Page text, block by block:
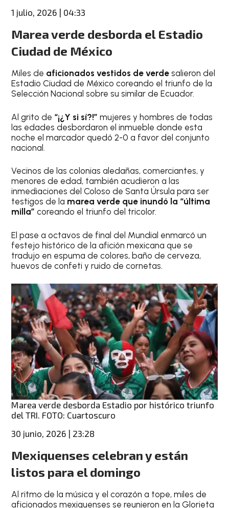
1 julio, 2026 | 04:33
Marea verde desborda el Estadio
Ciudad de México
Miles de aficionados vestidos de verde salieron del
Estadio Ciudad de México coreando el triunfo de la
Selección Nacional sobre su similar de Ecuador.
Al grito de “¡¿Y si sí?!” mujeres y hombres de todas
las edades desbordaron el inmueble donde esta
noche el marcador quedó 2-0 a favor del conjunto
nacional.
Vecinos de las colonias aledañas, comerciantes, y
menores de edad, también acudieron a las
inmediaciones del Coloso de Santa Úrsula para ser
testigos de la marea verde que inundó la “última
milla” coreando el triunfo del tricolor.
El pase a octavos de final del Mundial enmarcó un
festejo histórico de la afición mexicana que se
tradujo en espuma de colores, baño de cerveza,
huevos de confeti y ruido de cornetas.
Marea verde desborda Estadio por histórico triunfo
del TRI. FOTO: Cuartoscuro
30 junio, 2026 | 23:28
Mexiquenses celebran y están
listos para el domingo
Al ritmo de la música y el corazón a tope, miles de
aficionados mexiquenses se reunieron en la Glorieta